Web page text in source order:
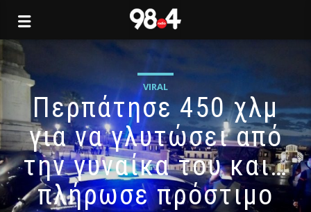
VIRAL
Περπάτησε 450 χλμ
για να γλυτώσει από
την γυναίκα του και…
πλήρωσε πρόστιμο